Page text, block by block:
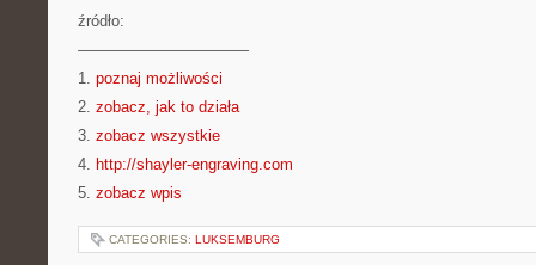
źródło:
———————————
1. poznaj możliwości
2. zobacz, jak to działa
3. zobacz wszystkie
4. http://shayler-engraving.com
5. zobacz wpis
CATEGORIES: LUKSEMBURG